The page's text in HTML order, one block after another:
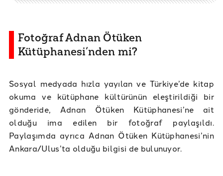
Fotoğraf Adnan Ötüken
Kütüphanesi’nden mi?
Sosyal medyada hızla yayılan ve Türkiye’de kitap
okuma ve kütüphane kültürünün eleştirildiği bir
gönderide, Adnan Ötüken Kütüphanesi’ne ait
olduğu ima edilen bir fotoğraf paylaşıldı.
Paylaşımda ayrıca Adnan Ötüken Kütüphanesi’nin
Ankara/Ulus’ta olduğu bilgisi de bulunuyor.